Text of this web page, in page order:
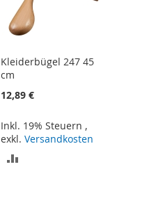
Kleiderbügel 247 45
cm
12,89 €
Inkl. 19% Steuern ,
exkl.Versandkosten